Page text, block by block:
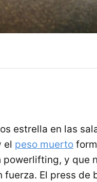
estrella en las
el peso muerto
y que
El press de